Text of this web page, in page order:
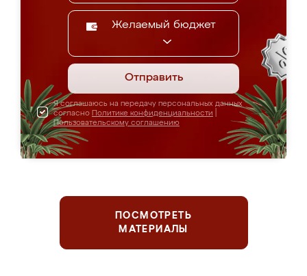
Желаемый бюджет
Отправить
Я соглашаюсь на передачу персональных данных
согласно Политике конфиденциальности
Пользовательскому соглашению
ПОСМОТРЕТЬ
МАТЕРИАЛЫ